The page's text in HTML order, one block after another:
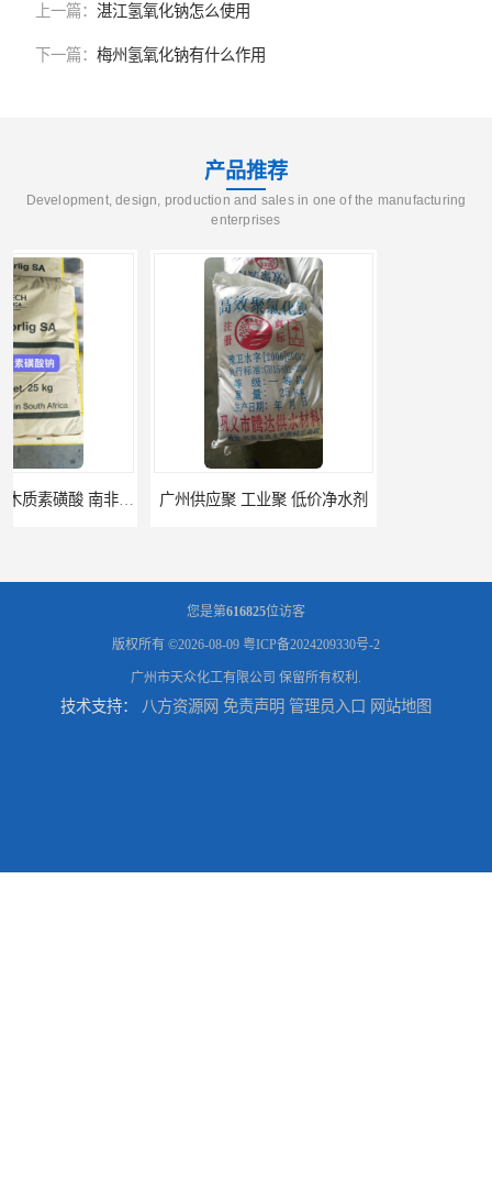
上一篇： 湛江氢氧化钠怎么使用
下一篇： 梅州氢氧化钠有什么作用
产品推荐
Development, design, production and sales in one of the manufacturing
enterprises
广州供应聚 工业聚 低价净水剂
您是第616825位访客
版权所有 ©2026-08-09 粤ICP备2024209330号-2
广州市天众化工有限公司 保留所有权利.
技术支持： 八方资源网 免责声明 管理员入口 网站地图